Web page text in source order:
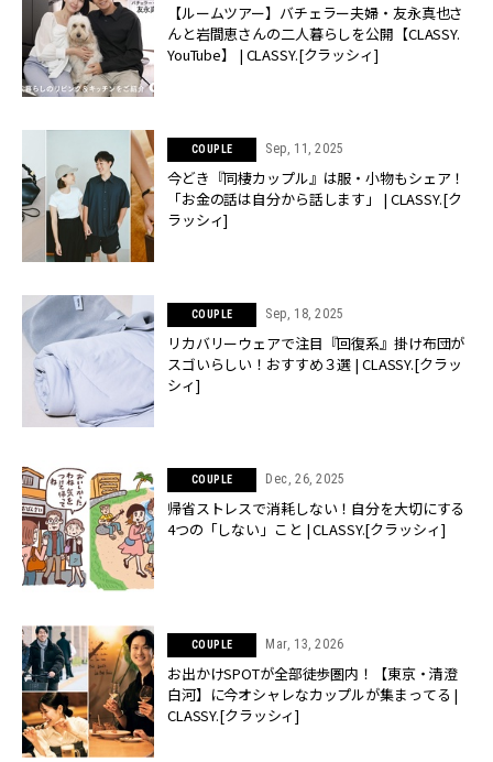
【ルームツアー】バチェラー夫婦・友永真也さ
んと岩間恵さんの二人暮らしを公開【CLASSY.
YouTube】 | CLASSY.[クラッシィ]
COUPLE Sep, 11, 2025
今どき『同棲カップル』は服・小物もシェア！
「お金の話は自分から話します」 | CLASSY.[ク
ラッシィ]
COUPLE Sep, 18, 2025
リカバリーウェアで注目『回復系』掛け布団が
スゴいらしい！おすすめ３選 | CLASSY.[クラッ
シィ]
COUPLE Dec, 26, 2025
帰省ストレスで消耗しない！自分を大切にする
4つの「しない」こと | CLASSY.[クラッシィ]
COUPLE Mar, 13, 2026
お出かけSPOTが全部徒歩圏内！【東京・清澄
白河】に今オシャレなカップルが集まってる |
CLASSY.[クラッシィ]